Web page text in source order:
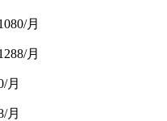
月
月
月
月